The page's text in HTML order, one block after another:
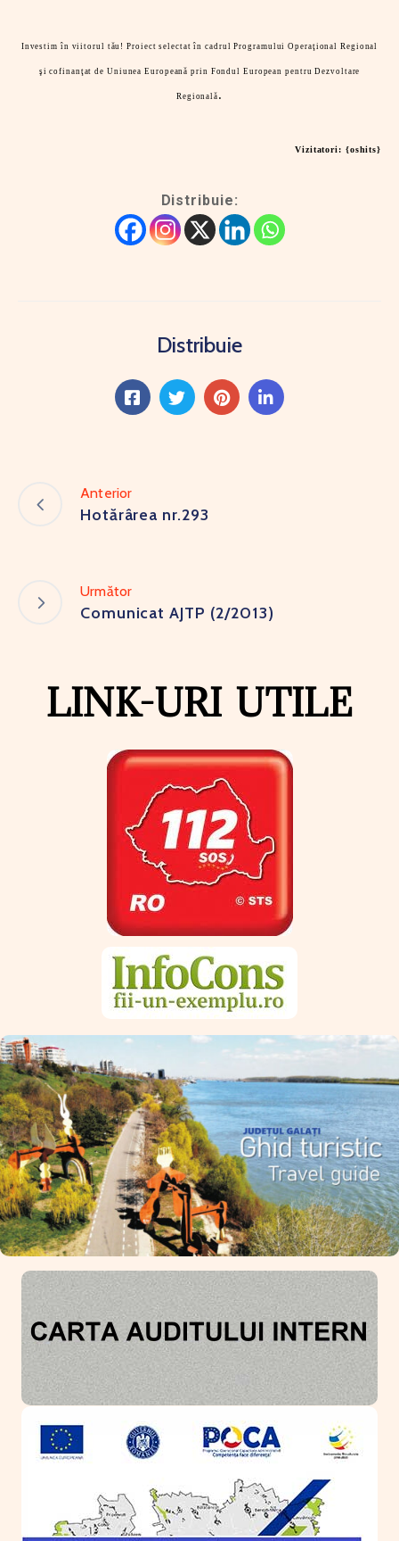
Investim în viitorul tău! Proiect selectat în cadrul Programului Operaţional Regional
şi cofinanţat de Uniunea Europeană prin Fondul European pentru Dezvoltare
Regională .
Vizitatori: {oshits}
Distribuie:
Distribuie
Anterior
Hotărârea nr.293
Următor
Comunicat AJTP (2/2013)
LINK-URI UTILE